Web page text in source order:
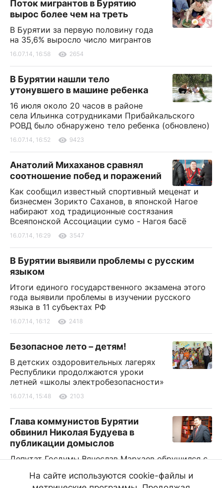
Поток мигрантов в Бурятию
вырос более чем на треть
В Бурятии за первую половину года
на 35,6% выросло число мигрантов
16.07.14, 16:58 2654
В Бурятии нашли тело
утонувшего в машине ребенка
16 июля около 20 часов в районе
села Ильинка сотрудниками Прибайкальского
РОВД было обнаружено тело ребенка (обновлено)
16.07.14, 16:52 9423
Анатолий Михаханов сравнял
соотношение побед и поражений
Как сообщил известный спортивный меценат и
бизнесмен Зорикто Саханов, в японской Нагое
набирают ход традиционные состязания
Всеяпонской Ассоциации сумо - Нагоя басё
16.07.14, 16:29 3547
В Бурятии выявили проблемы с русским
языком
Итоги единого государственного экзамена этого
года выявили проблемы в изучении русского
языка в 11 субъектах РФ
16.07.14, 16:12 2418
Безопасное лето – детям!
В детских оздоровительных лагерях
Республики продолжаются уроки
летней «школы электробезопасности»
16.07.14, 15:48 2103
Глава коммунистов Бурятии
обвинил Николая Будуева в
публикации домыслов
Депутат Госдумы Вячеслав Мархаев обрушился с
которые, по мнению политика, сознательно
На сайте используются cookie-файлы и